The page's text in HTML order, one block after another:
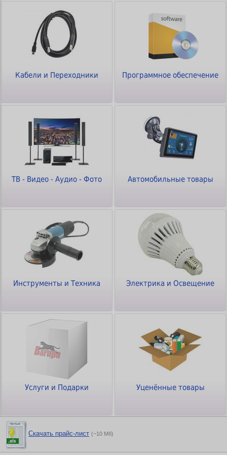
Кабели и Переходники Программное обеспечение
ТВ - Видео - Аудио - Фото Автомобильные товары
Инструменты и Техника Электрика и Освещение
Услуги и Подарки Уценённые товары
Скачать прайс-лист (~10 Мб)